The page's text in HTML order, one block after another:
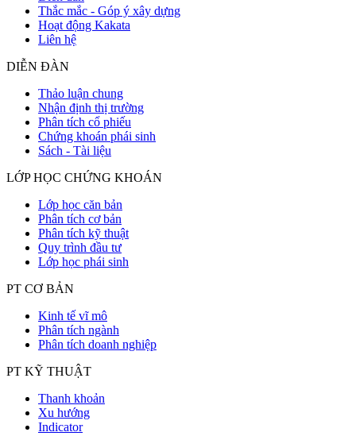
Thắc mắc - Góp ý xây dựng
Hoạt động Kakata
Liên hệ
DIỄN ĐÀN
Thảo luận chung
Nhận định thị trường
Phân tích cổ phiếu
Chứng khoán phái sinh
Sách - Tài liệu
LỚP HỌC CHỨNG KHOÁN
Lớp học căn bản
Phân tích cơ bản
Phân tích kỹ thuật
Quy trình đầu tư
Lớp học phái sinh
PT CƠ BẢN
Kinh tế vĩ mô
Phân tích ngành
Phân tích doanh nghiệp
PT KỸ THUẬT
Thanh khoản
Xu hướng
Indicator